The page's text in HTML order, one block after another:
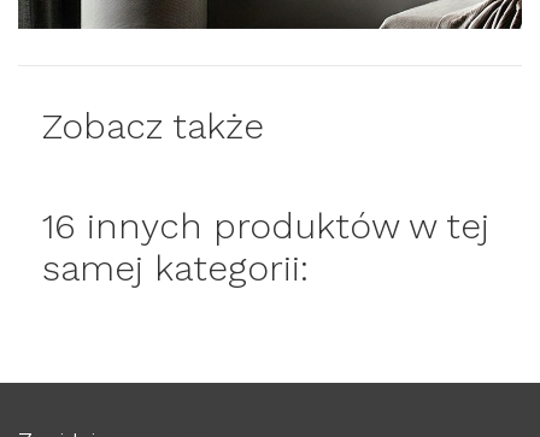
Zobacz także
16 innych produktów w tej
samej kategorii: